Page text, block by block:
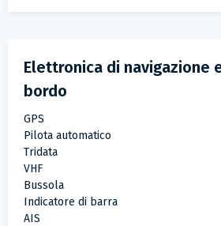
Elettronica di navigazione e strumenti di
bordo
GPS
Pilota automatico
Tridata
VHF
Bussola
Indicatore di barra
AIS